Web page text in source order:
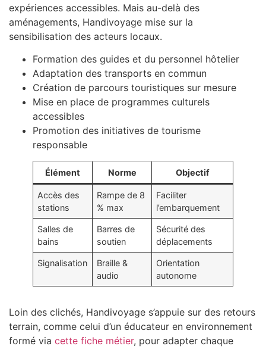
expériences accessibles. Mais au-delà des
aménagements, Handivoyage mise sur la
sensibilisation des acteurs locaux.
Formation des guides et du personnel hôtelier
Adaptation des transports en commun
Création de parcours touristiques sur mesure
Mise en place de programmes culturels
accessibles
Promotion des initiatives de tourisme
responsable
Élément Norme Objectif
Accès des
stations
Rampe de 8
% max
Faciliter
l’embarquement
Salles de
bains
Barres de
soutien
Sécurité des
déplacements
Signalisation
Braille &
audio
Orientation
autonome
Loin des clichés, Handivoyage s’appuie sur des retours
terrain, comme celui d’un éducateur en environnement
formé via cette fiche métier, pour adapter chaque